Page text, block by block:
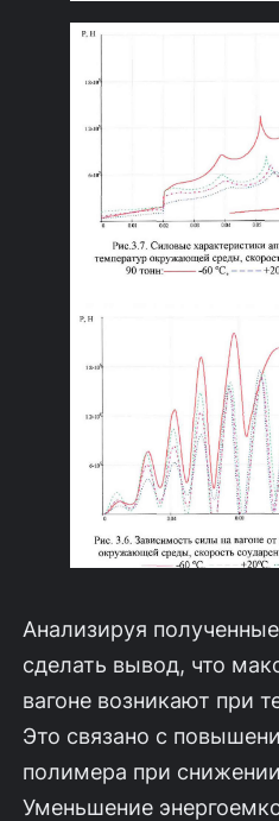
Анализируя
сделать вывод, что
вагоне возникают при
Это связано с
полимера при
Уменьшение